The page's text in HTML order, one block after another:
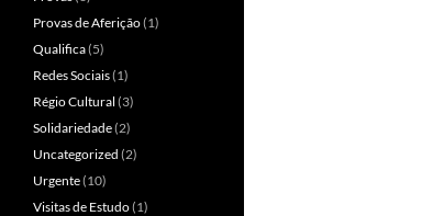
Provas de Aferição(1)
Qualifica(5)
Redes Sociais(1)
Régio Cultural (3)
Solidariedade(2)
Uncategorized (2)
Urgente(10)
Visitas de Estudo(1)